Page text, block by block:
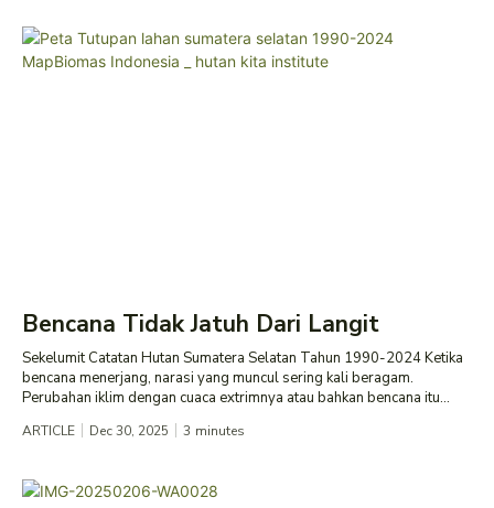
Bencana Tidak Jatuh Dari Langit
Sekelumit Catatan Hutan Sumatera Selatan Tahun 1990-2024 Ketika
bencana menerjang, narasi yang muncul sering kali beragam.
Perubahan iklim dengan cuaca extrimnya atau bahkan bencana itu...
ARTICLE Dec 30, 2025 3 minutes